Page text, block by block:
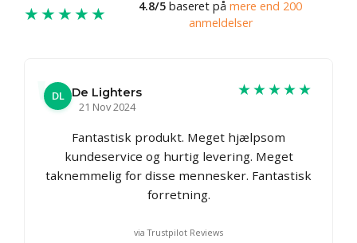
★★★★★ 4.8/5 baseret på mere end 200
anmeldelser
DL De Lighters
21 Nov 2024
★★★★★
Fantastisk produkt. Meget hjælpsom
kundeservice og hurtig levering. Meget
taknemmelig for disse mennesker. Fantastisk
forretning.
via Trustpilot Reviews